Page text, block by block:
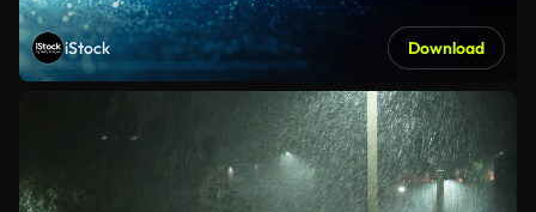
iStock Download